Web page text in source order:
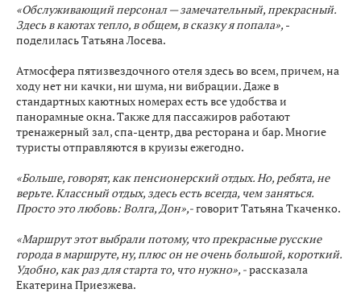
«Обслуживающий персонал — замечательный, прекрасный.
Здесь в каютах тепло, в общем, в сказку я попала», -
поделилась Татьяна Лосева.
Атмосфера пятизвездочного отеля здесь во всем, причем, на
ходу нет ни качки, ни шума, ни вибрации. Даже в
стандартных каютных номерах есть все удобства и
панорамные окна. Также для пассажиров работают
тренажерный зал, спа-центр, два ресторана и бар. Многие
туристы отправляются в круизы ежегодно.
«Больше, говорят, как пенсионерский отдых. Но, ребята, не
верьте. Классный отдых, здесь есть всегда, чем заняться.
Просто это любовь: Волга, Дон»,-говорит Татьяна Ткаченко.
«Маршрут этот выбрали потому, что прекрасные русские
города в маршруте, ну, плюс он не очень большой, короткий.
Удобно, как раз для старта то, что нужно», -рассказала
Екатерина Приезжева.